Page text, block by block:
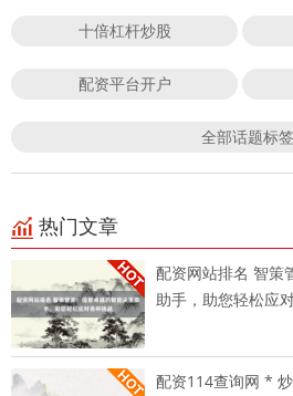
十倍杠杆炒股
配资平台开户
全部话题标签
热门文章
配资网站排名 智策
助手，助您轻松应
配资114查询网 *